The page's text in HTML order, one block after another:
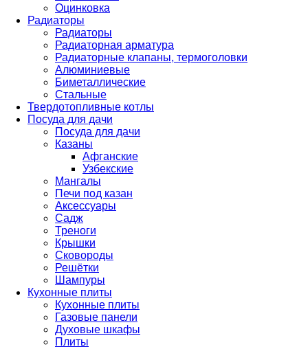
Оцинковка
Радиаторы
Радиаторы
Радиаторная арматура
Радиаторные клапаны, термоголовки
Алюминиевые
Биметаллические
Стальные
Твердотопливные котлы
Посуда для дачи
Посуда для дачи
Казаны
Афганские
Узбекские
Мангалы
Печи под казан
Аксессуары
Садж
Треноги
Крышки
Сковороды
Решётки
Шампуры
Кухонные плиты
Кухонные плиты
Газовые панели
Духовые шкафы
Плиты